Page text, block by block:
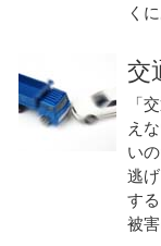
く
交
「
え
い
逃
す
被